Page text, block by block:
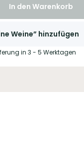
In den Warenkorb
Weine” hinzufügen
in 3 - 5 Werktagen